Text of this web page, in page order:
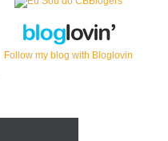
Follow my blog with Bloglovin